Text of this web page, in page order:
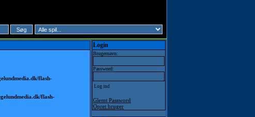
flash-
flash-
Login
Brugernavn:
Password:
Glemt Password
Opret bruger